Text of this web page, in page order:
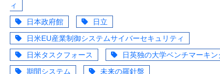
ィ
日本政府館
日立
日米EU産業制御システムサイバーセキュリティ
日米タスクフォース
日英独の大学ベンチマーキン
期間システム
未来の羅針盤